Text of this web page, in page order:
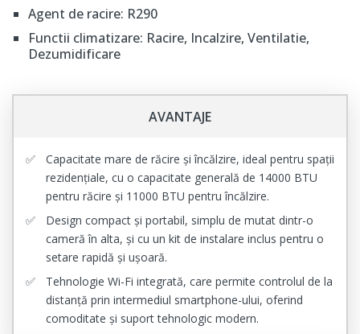
Agent de racire: R290
Functii climatizare: Racire, Incalzire, Ventilatie,
Dezumidificare
AVANTAJE
Capacitate mare de răcire și încălzire, ideal pentru spații
rezidențiale, cu o capacitate generală de 14000 BTU
pentru răcire și 11000 BTU pentru încălzire.
Design compact și portabil, simplu de mutat dintr-o
cameră în alta, și cu un kit de instalare inclus pentru o
setare rapidă și ușoară.
Tehnologie Wi-Fi integrată, care permite controlul de la
distanță prin intermediul smartphone-ului, oferind
comoditate și suport tehnologic modern.